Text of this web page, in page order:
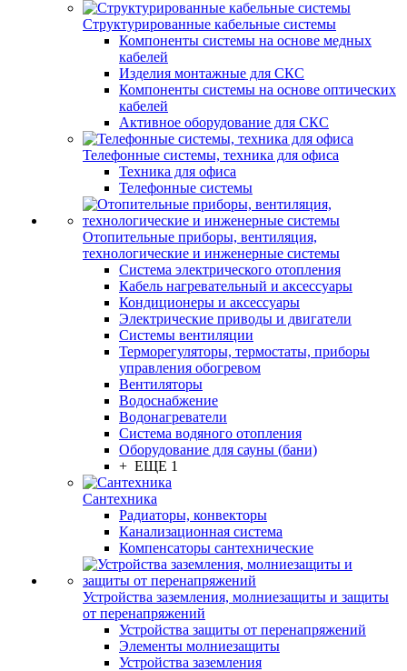
Структурированные кабельные системы
Компоненты системы на основе медных
кабелей
Изделия монтажные для СКС
Компоненты системы на основе оптических
кабелей
Активное оборудование для СКС
Телефонные системы, техника для офиса
Техника для офиса
Телефонные системы
Отопительные приборы, вентиляция,
технологические и инженерные системы
Система электрического отопления
Кабель нагревательный и аксессуары
Кондиционеры и аксессуары
Электрические приводы и двигатели
Системы вентиляции
Терморегуляторы, термостаты, приборы
управления обогревом
Вентиляторы
Водоснабжение
Водонагреватели
Система водяного отопления
Оборудование для сауны (бани)
+ ЕЩЕ 1
Сантехника
Радиаторы, конвекторы
Канализационная система
Компенсаторы сантехнические
Устройства заземления, молниезащиты и защиты
от перенапряжений
Устройства защиты от перенапряжений
Элементы молниезащиты
Устройства заземления